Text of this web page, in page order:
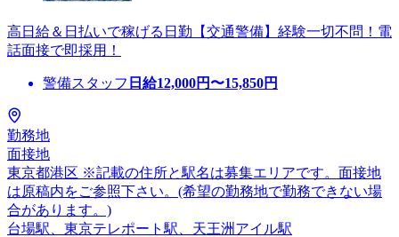
高日給＆日払いで稼げる日勤【交通警備】経験一切不問！電
話面接で即採用！
警備スタッフ 日給12,000円〜15,850円
勤務地
面接地
東京都港区 ※記載の住所と駅名は募集エリアです。面接地
は原稿内をご参照下さい。(希望の勤務地で勤務できない場
合があります。)
台場駅、東京テレポート駅、天王洲アイル駅